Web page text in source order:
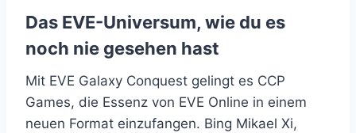
Das EVE-Universum, wie du es
noch nie gesehen hast
Mit EVE Galaxy Conquest gelingt es CCP
Games, die Essenz von EVE Online in einem
neuen Format einzufangen. Bing Mikael Xi,